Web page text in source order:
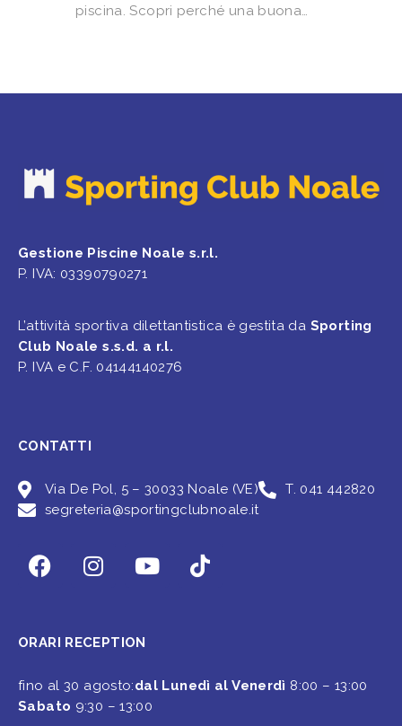
piscina. Scopri perché una buona…
Gestione Piscine Noale s.r.l.
P. IVA: 03390790271
L’attività sportiva dilettantistica è gestita da Sporting
Club Noale s.s.d. a r.l.
P. IVA e C.F. 04144140276
CONTATTI
Via De Pol, 5 – 30033 Noale (VE)
T. 041 442820
segreteria@sportingclubnoale.it
ORARI RECEPTION
fino al 30 agosto:dal Lunedì al Venerdì 8:00 – 13:00
Sabato 9:30 – 13:00